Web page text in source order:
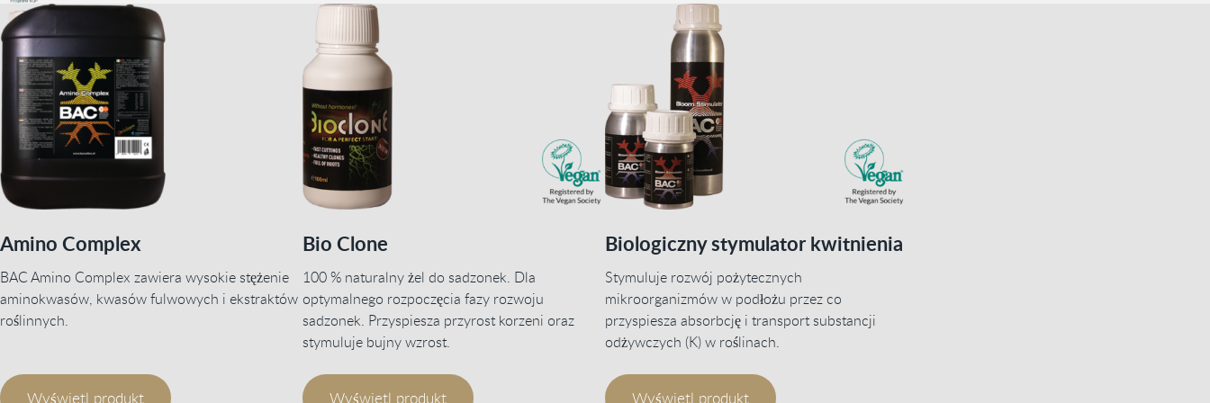
Amino Complex
BAC Amino Complex zawiera wysokie stężenie
aminokwasów, kwasów fulwowych i ekstraktów
roślinnych.
Wyświetl produkt
Bio Clone
100 % naturalny żel do sadzonek. Dla
optymalnego rozpoczęcia fazy rozwoju
sadzonek. Przyspiesza przyrost korzeni oraz
stymuluje bujny wzrost.
Wyświetl produkt
Biologiczny stymulator kwitnienia
Stymuluje rozwój pożytecznych
mikroorganizmów w podłożu przez co
przyspiesza absorbcję i transport substancji
odżywczych (K) w roślinach.
Wyświetl produkt